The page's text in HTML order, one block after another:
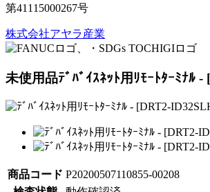
第41115000267号
株式会社アヤラ産業
未使用品ﾃﾞﾊﾞｲｽﾈｯﾄ用ﾘﾓｰﾄﾀｰﾐﾅﾙ
商品コード P20200507110855-00208